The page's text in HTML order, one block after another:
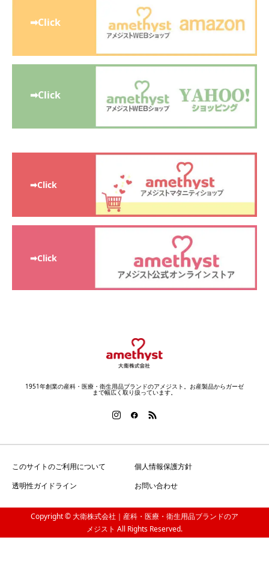
➡Click
➡Click
➡Click
➡Click
1951年創業の産科・医療・衛生用品ブランドのアメジスト。お産製品からガーゼ
まで幅広く取り扱っています。
このサイトのご利用について
個人情報保護方針
透明性ガイドライン
お問い合わせ
Copyright © 大衛株式会社｜産科・医療・衛生用品ブランドのア
メジスト All Rights Reserved.